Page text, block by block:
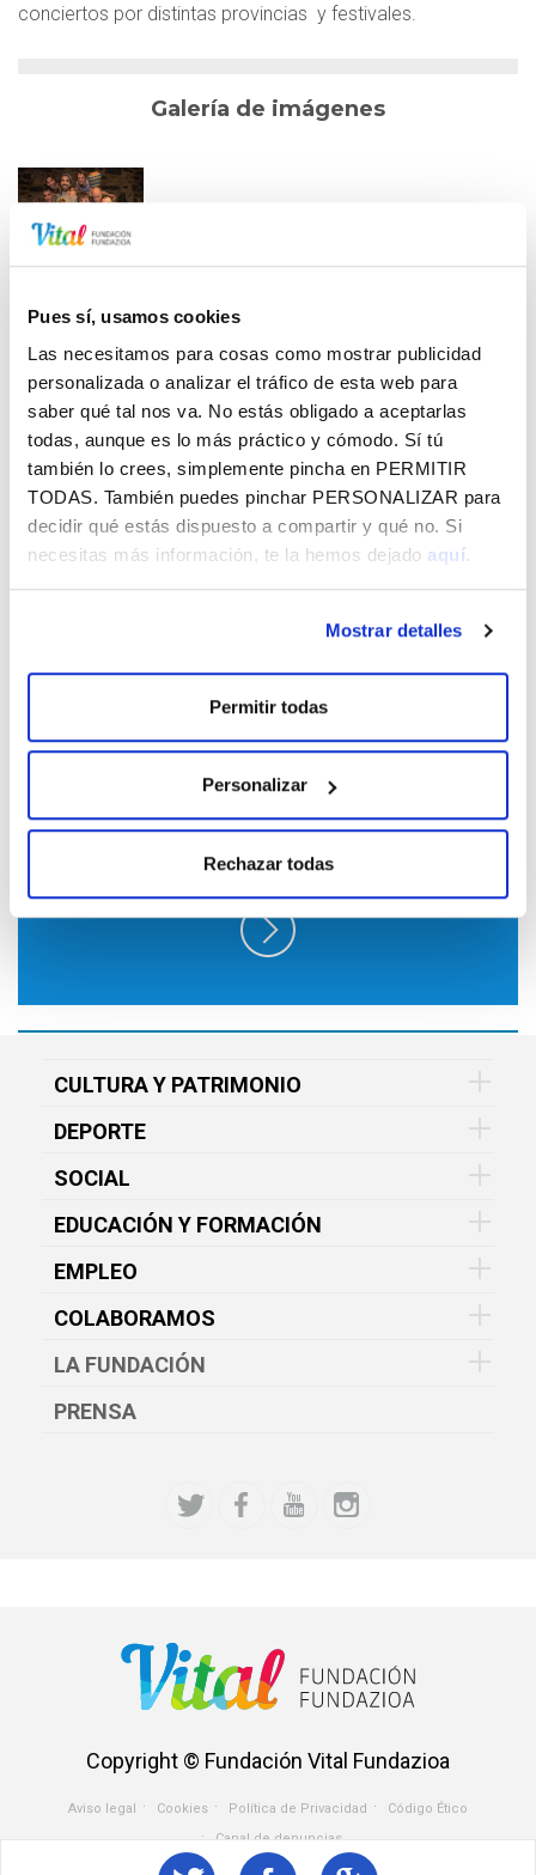
Pues sí, usamos cookies
Las necesitamos para cosas como mostrar publicidad
personalizada o analizar el tráfico de esta web para
saber qué tal nos va. No estás obligado a aceptarlas
todas, aunque es lo más práctico y cómodo. Sí tú
también lo crees, simplemente pincha en PERMITIR
TODAS. También puedes pinchar PERSONALIZAR para
decidir qué estás dispuesto a compartir y qué no. Si
necesitas más información, te la hemos dejado aquí.
Mostrar detalles
Permitir todas
Personalizar
Rechazar todas
conciertos por distintas provincias y festivales.
Galería de imágenes
NP - VITAL POR ÁLAVA 30 DE MAYO
Vital por Álava - Agosto 2026
CórrELA 2026
Jaibus - La Blanca y agosto 2026
MÁS NOTICIAS
SUSCRÍBETE A LO QUE TE INTERESA
EN FUNDACIÓN VITAL Y RECÍBELO EN
TU EMAIL GRATIS
CULTURA Y PATRIMONIO
DEPORTE
SOCIAL
EDUCACIÓN Y FORMACIÓN
EMPLEO
COLABORAMOS
LA FUNDACIÓN
PRENSA
Copyright © Fundación Vital Fundazioa
Aviso legal Cookies Política de Privacidad
Código Ético
Canal de denuncias